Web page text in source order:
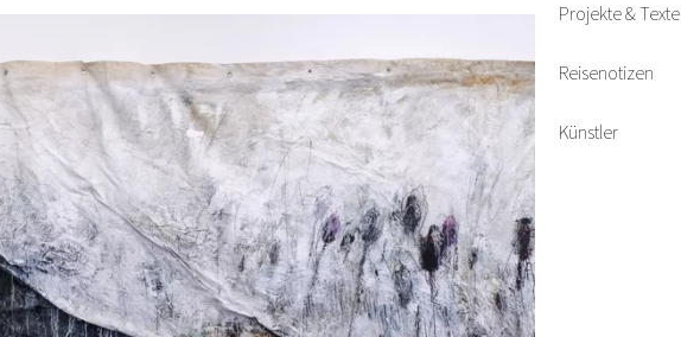
Projekte & Texte
Reisenotizen
Künstler